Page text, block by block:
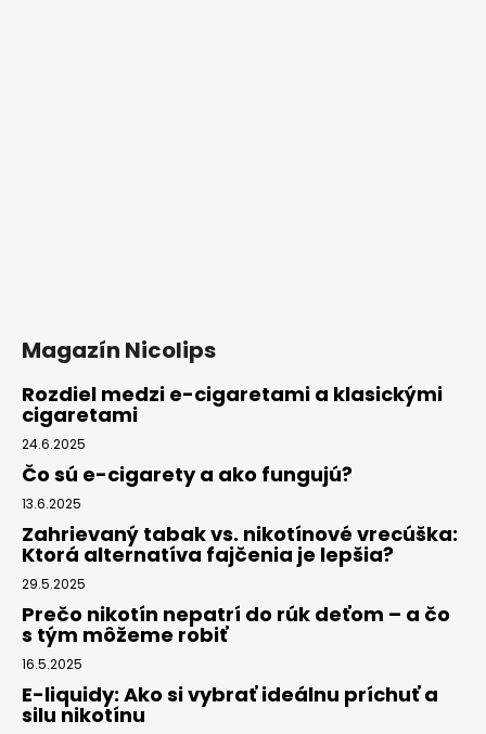
Magazín Nicolips
Rozdiel medzi e-cigaretami a klasickými
cigaretami
24.6.2025
Čo sú e-cigarety a ako fungujú?
13.6.2025
Zahrievaný tabak vs. nikotínové vrecúška:
Ktorá alternatíva fajčenia je lepšia?
29.5.2025
Prečo nikotín nepatrí do rúk deťom – a čo
s tým môžeme robiť
16.5.2025
E-liquidy: Ako si vybrať ideálnu príchuť a
silu nikotínu